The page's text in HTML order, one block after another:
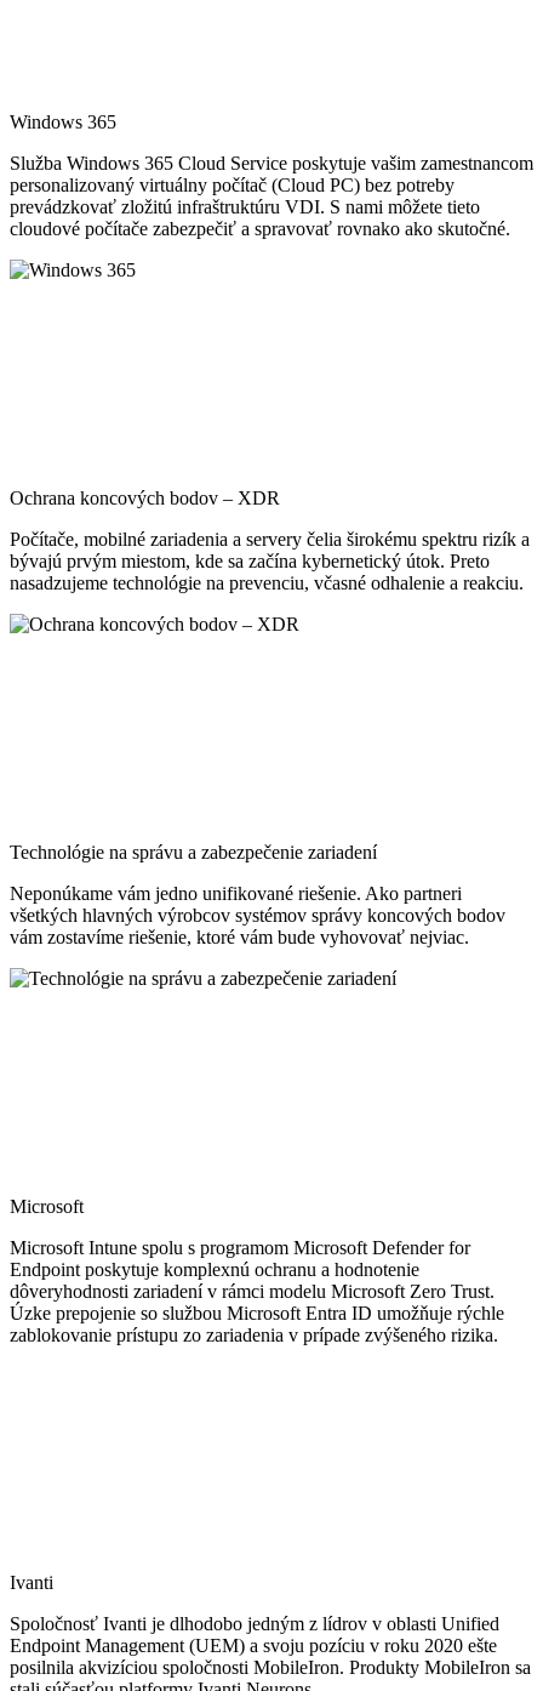
Windows 365
Služba Windows 365 Cloud Service poskytuje vašim zamestnancom
personalizovaný virtuálny počítač (Cloud PC) bez potreby
prevádzkovať zložitú infraštruktúru VDI. S nami môžete tieto
cloudové počítače zabezpečiť a spravovať rovnako ako skutočné.
Ochrana koncových bodov – XDR
Počítače, mobilné zariadenia a servery čelia širokému spektru rizík a
bývajú prvým miestom, kde sa začína kybernetický útok. Preto
nasadzujeme technológie na prevenciu, včasné odhalenie a reakciu.
Technológie na správu a zabezpečenie zariadení
Neponúkame vám jedno unifikované riešenie. Ako partneri
všetkých hlavných výrobcov systémov správy koncových bodov
vám zostavíme riešenie, ktoré vám bude vyhovovať nejviac.
Microsoft
Microsoft Intune spolu s programom Microsoft Defender for
Endpoint poskytuje komplexnú ochranu a hodnotenie
dôveryhodnosti zariadení v rámci modelu Microsoft Zero Trust.
Úzke prepojenie so službou Microsoft Entra ID umožňuje rýchle
zablokovanie prístupu zo zariadenia v prípade zvýšeného rizika.
Ivanti
Spoločnosť Ivanti je dlhodobo jedným z lídrov v oblasti Unified
Endpoint Management (UEM) a svoju pozíciu v roku 2020 ešte
posilnila akvizíciou spoločnosti MobileIron. Produkty MobileIron sa